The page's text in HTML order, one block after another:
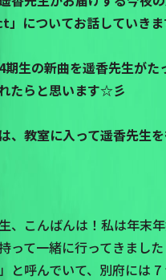
についてお話していきま
期生の新曲を遥香先生が
たらと思います☆彡
、教室に入って遥香先生
、こんばんは！私は年末
って一緒に行ってきまし
」と呼んでいて、別府には